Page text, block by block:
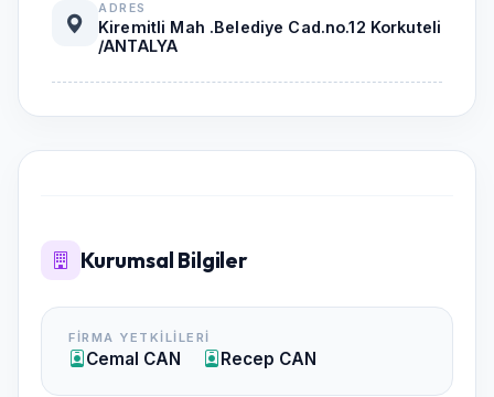
Kurumsal Bilgiler
FIRMA YETKILILERI
Cemal CAN Recep CAN
ADRES
Kiremitli Mah .Belediye Cad.no.12 Korkuteli
/ANTALYA